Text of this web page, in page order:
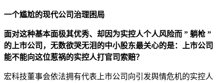
一个尴尬的现代公司治理困局
面对这种基本面极其优秀、却因为实控人个人风险而 ” 躺枪 ”
的上市公司，无数欲哭无泪的中小股东最关心的是：上市公司
能不能向这位惹祸的实控人打官司索赔？
宏科技董事会依法拥有代表上市公司向引发舆情危机的实控人